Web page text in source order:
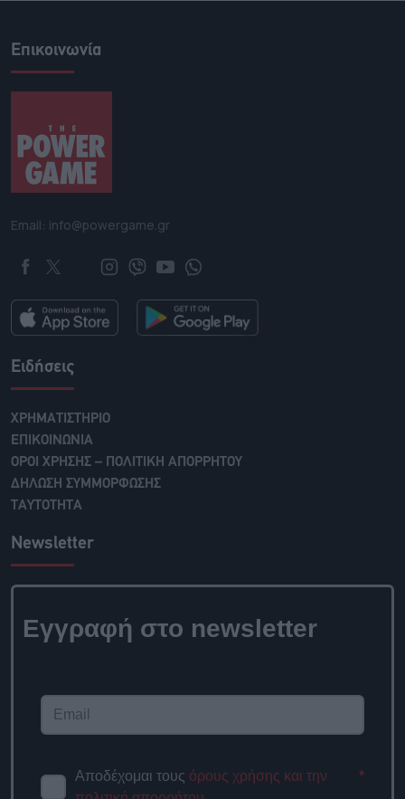
Επικοινωνία
Email: info@powergame.gr
Ειδήσεις
ΧΡΗΜΑΤΙΣΤΗΡΙΟ
ΕΠΙΚΟΙΝΩΝΙΑ
ΟΡΟΙ ΧΡΗΣΗΣ – ΠΟΛΙΤΙΚΗ ΑΠΟΡΡΗΤΟΥ
ΔΗΛΩΣΗ ΣΥΜΜΟΡΦΩΣΗΣ
ΤΑΥΤΟΤΗΤΑ
Newsletter
Εγγραφή στο newsletter
Αποδέχομαι τους όρους χρήσης και την
*